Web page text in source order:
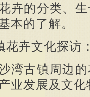
卉的分类、
本的了解。
花卉文化探访
湾古镇周边
业发展及文化